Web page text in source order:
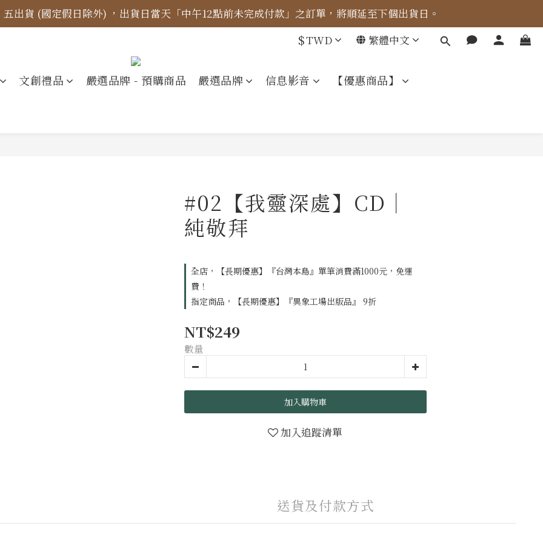
示更新】異象出版品-價格標示更新為原價，折扣一律購物車計算。
出貨 (國定假日除外) ，出貨日當天「中午12點前未完成付款」之訂單，將順延至下個出貨日。
示更新】異象出版品-價格標示更新為原價，折扣一律購物車計算。
$TWD 繁體中文
文創禮品 嚴選品牌 - 預購商品 嚴選品牌 信息影音 【優惠商品】
#02【我靈深處】CD｜
純敬拜
全店，【長期優惠】『台灣本島』單筆消費滿1000元，免運
費！
指定商品，【長期優惠】『異象工場出版品』 9折
NT$249
數量
加入購物車
加入追蹤清單
送貨及付款方式